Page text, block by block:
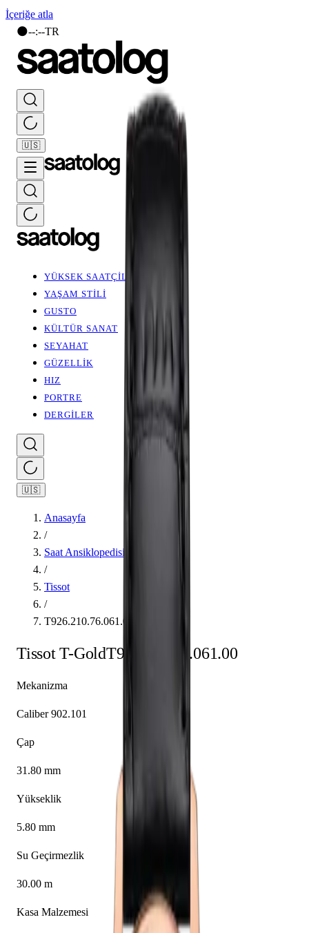
İçeriğe atla
🌑--:--TR
🇺🇸
YÜKSEK SAATÇİLİK
YAŞAM STİLİ
GUSTO
KÜLTÜR SANAT
SEYAHAT
GÜZELLİK
HIZ
PORTRE
DERGİLER
🇺🇸
Anasayfa
/
Saat Ansiklopedisi
/
Tissot
/
T926.210.76.061.00
Tissot T-GoldT926.210.76.061.00
Mekanizma
Caliber 902.101
Çap
31.80 mm
Yükseklik
5.80 mm
Su Geçirmezlik
30.00 m
Kasa Malzemesi